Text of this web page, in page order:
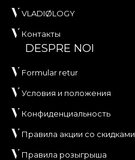
VLADIØLOGY
Контакты
DESPRE NOI
Formular retur
Условия и положения
Конфиденциальность
Правила акции со скидками
Правила розыгрыша